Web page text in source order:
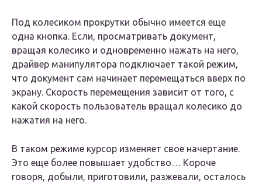
Под колесиком прокрутки обычно имеется еще
одна кнопка. Если, просматривать документ,
вращая колесико и одновременно нажать на него,
драйвер манипулятора подключает такой режим,
что документ сам начинает перемещаться вверх по
экрану. Скорость перемещения зависит от того, с
какой скорость пользователь вращал колесико до
нажатия на него.
В таком режиме курсор изменяет свое начертание.
Это еще более повышает удобство… Короче
говоря, добыли, приготовили, разжевали, осталось